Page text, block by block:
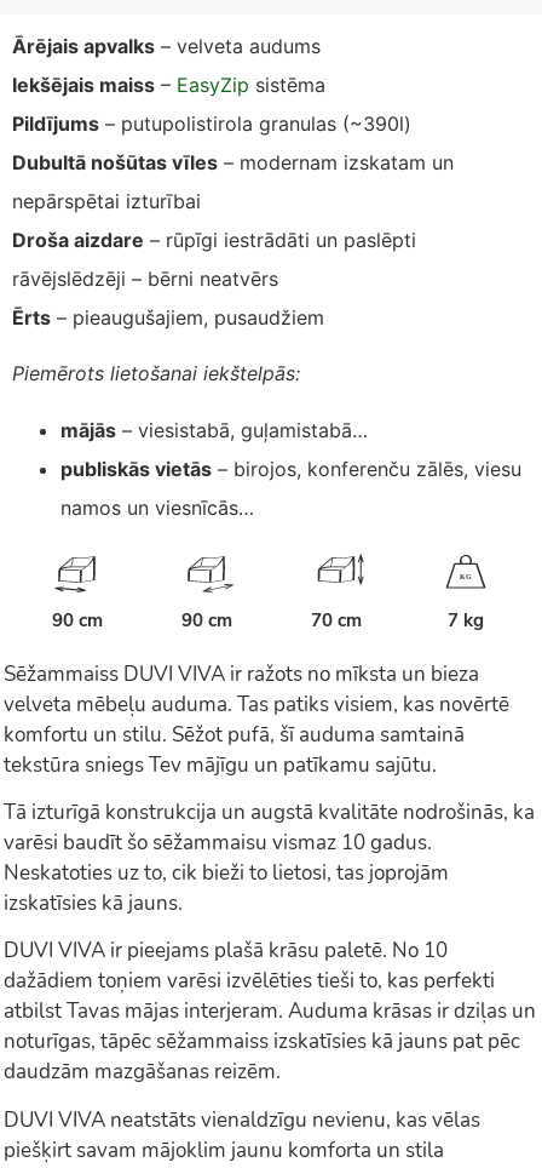
Ārējais apvalks – velveta audums
Iekšējais maiss – EasyZip sistēma
Pildījums – putupolistirola granulas (~390l)
Dubultā nošūtas vīles – modernam izskatam un
nepārspētai izturībai
Droša aizdare – rūpīgi iestrādāti un paslēpti
rāvējslēdzēji – bērni neatvērs
Ērts – pieaugušajiem, pusaudžiem
Piemērots lietošanai iekštelpās:
mājās – viesistabā, guļamistabā…
publiskās vietās – birojos, konferenču zālēs, viesu
namos un viesnīcās…
90 cm 90 cm 70 cm
KG
7 kg
Sēžammaiss DUVI VIVA ir ražots no mīksta un bieza
velveta mēbeļu auduma. Tas patiks visiem, kas novērtē
komfortu un stilu. Sēžot pufā, šī auduma samtainā
tekstūra sniegs Tev mājīgu un patīkamu sajūtu.
Tā izturīgā konstrukcija un augstā kvalitāte nodrošinās, ka
varēsi baudīt šo sēžammaisu vismaz 10 gadus.
Neskatoties uz to, cik bieži to lietosi, tas joprojām
izskatīsies kā jauns.
DUVI VIVA ir pieejams plašā krāsu paletē. No 10
dažādiem toņiem varēsi izvēlēties tieši to, kas perfekti
atbilst Tavas mājas interjeram. Auduma krāsas ir dziļas un
noturīgas, tāpēc sēžammaiss izskatīsies kā jauns pat pēc
daudzām mazgāšanas reizēm.
DUVI VIVA neatstāts vienaldzīgu nevienu, kas vēlas
piešķirt savam mājoklim jaunu komforta un stila